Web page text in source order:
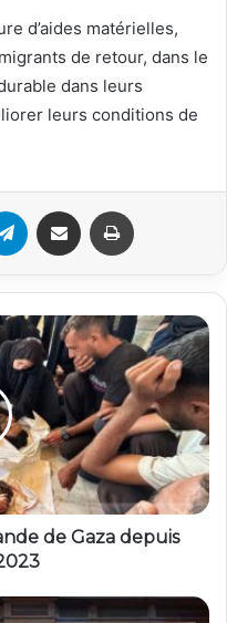
d’aides matérielles,
de retour, dans le
dans leurs
leurs conditions de
Telegram Partager par email
de Gaza depuis